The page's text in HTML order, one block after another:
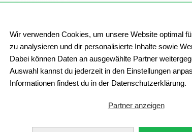
Wir verwenden Cookies, um unsere Website optimal
zu analysieren und dir personalisierte Inhalte sowie
Dabei können Daten an ausgewählte Partner
Auswahl kannst du jederzeit in den Einstellungen
Informationen findest du in der Datenschutzerklärung.
Partner anzeigen